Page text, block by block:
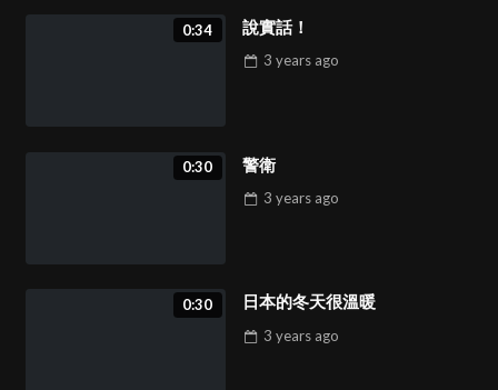
0:34 說實話！
3 years ago
0:30 警衛
3 years ago
0:30 日本的冬天很溫暖
3 years ago